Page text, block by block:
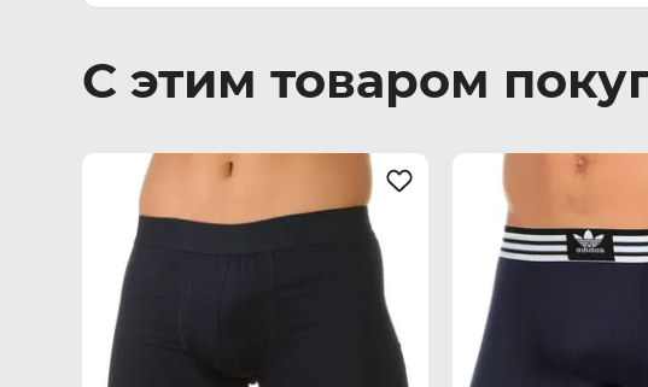
С этим товаром